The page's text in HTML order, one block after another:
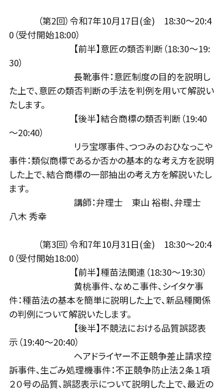
（第2回）令和7年10月17日(金) 18:30～20:4
0（受付開始18:00）
【前半】意匠の類否判断（18:30～19:
30）
長靴事件：意匠制度の目的を説明し
た上で、意匠の類否判断の手法を判例を用いて解説い
たします。
【後半】結合商標の類否判断（19:40
～20:40）
リラ宝塚事件、つつみのおひなっこや
事件：類似商標であるか否かの基本的な考え方を説明
した上で、結合商標の一部抽出の考え方を解説いたし
ます。
講師：弁理士 東山 裕樹、弁理士
八木 秀幸
（第3回）令和7年10月31日(金) 18:30～20:4
0（受付開始18:00）
【前半】種苗法関連（18:30～19:30）
黄桃事件、なめこ事件、シイタケ事
件：種苗法の基本を簡単に説明した上で、新品種関係
の判例について解説いたします。
【後半】不競法における品質誤認表
示（19:40～20:40）
ヘアドライヤー不正競争差止請求控
訴事件、生ごみ処理機事件：不正競争防止法２条１項
２０号の品質、誤認表示について説明した上で、最近の